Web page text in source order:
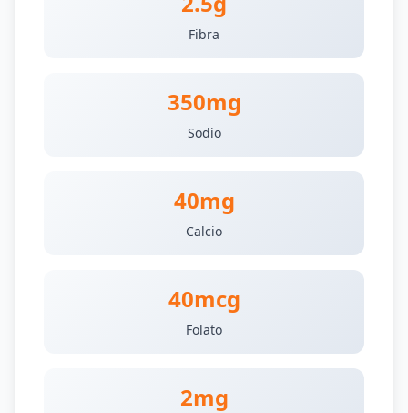
Fibra
350mg
Sodio
40mg
Calcio
40mcg
Folato
2mg